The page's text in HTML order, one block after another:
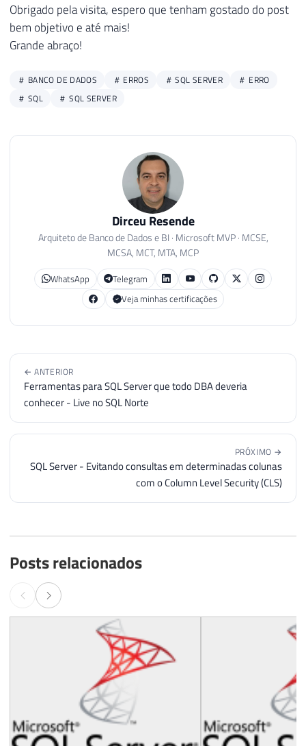
Obrigado pela visita, espero que tenham gostado do post
bem objetivo e até mais!
Grande abraço!
BANCO DE DADOS ERROS SQL SERVER
ERRO
SQL
SQL SERVER
Dirceu Resende
Arquiteto de Banco de Dados e BI · Microsoft MVP · MCSE,
MCSA, MCT, MTA, MCP
WhatsApp
Telegram
Veja minhas certificações
← ANTERIOR
Ferramentas para SQL Server que todo DBA deveria
conhecer - Live no SQL Norte
PRÓXIMO →
SQL Server - Evitando consultas em determinadas colunas
com o Column Level Security (CLS)
Posts relacionados